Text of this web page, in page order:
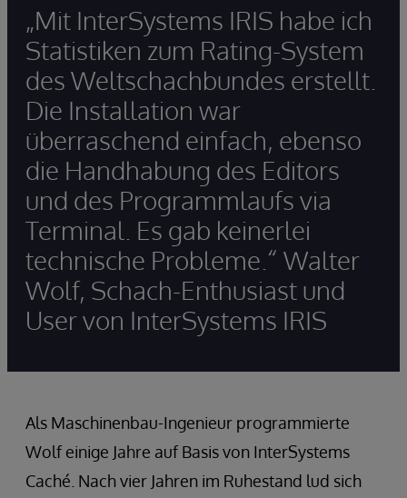
„Mit InterSystems IRIS habe ich
Statistiken zum Rating-System
des Weltschachbundes erstellt.
Die Installation war
überraschend einfach, ebenso
die Handhabung des Editors
und des Programmlaufs via
Terminal. Es gab keinerlei
technische Probleme.“ Walter
Wolf, Schach-Enthusiast und
User von InterSystems IRIS
Als Maschinenbau-Ingenieur programmierte
Wolf einige Jahre auf Basis von InterSystems
Caché. Nach vier Jahren im Ruhestand lud sich